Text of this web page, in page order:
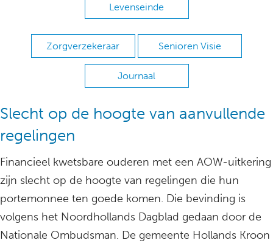
Levenseinde
Zorgverzekeraar Senioren Visie
Journaal
Slecht op de hoogte van aanvullende
regelingen
Financieel kwetsbare ouderen met een AOW-uitkering
zijn slecht op de hoogte van regelingen die hun
portemonnee ten goede komen. Die bevinding is
volgens het Noordhollands Dagblad gedaan door de
Nationale Ombudsman. De gemeente Hollands Kroon